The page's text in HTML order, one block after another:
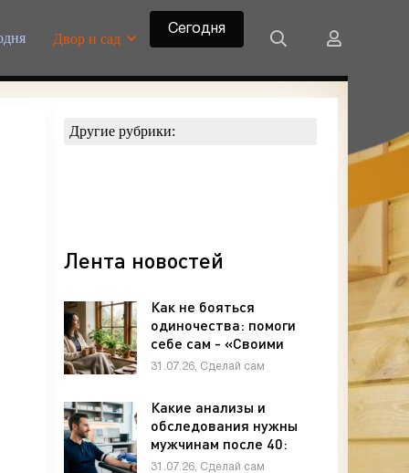
Двор и сад
Сегодня
Другие рубрики:
Лента новостей
Как не бояться
одиночества: помоги
себе сам - «Своими
руками»
31.07.26, Сделай сам
Какие анализы и
обследования нужны
мужчинам после 40:
полный чек-лист -
31.07.26, Сделай сам